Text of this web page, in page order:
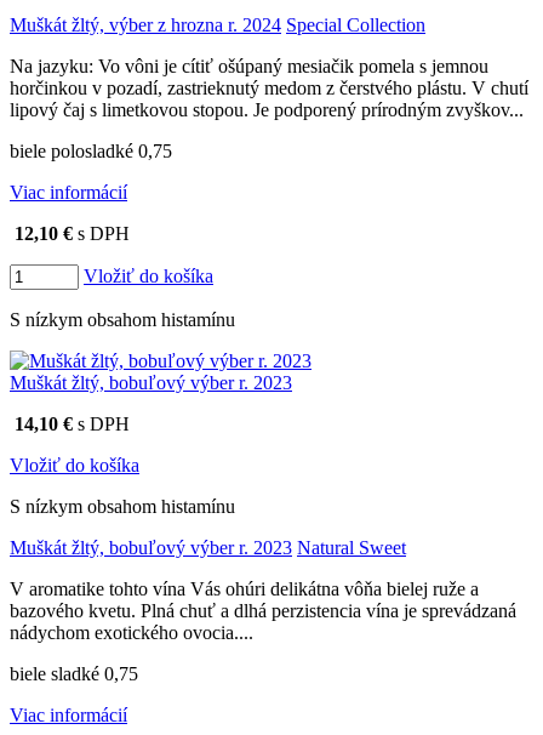
Muškát žltý, výber z hrozna r. 2024 Special Collection
Na jazyku: Vo vôni je cítiť ošúpaný mesiačik pomela s jemnou
horčinkou v pozadí, zastrieknutý medom z čerstvého plástu. V chutí
lipový čaj s limetkovou stopou. Je podporený prírodným zvyškov...
biele polosladké 0,75
Viac informácií
12,10 € s DPH
Vložiť do košíka
S nízkym obsahom histamínu
Muškát žltý, bobuľový výber r. 2023
14,10 € s DPH
Vložiť do košíka
S nízkym obsahom histamínu
Muškát žltý, bobuľový výber r. 2023 Natural Sweet
V aromatike tohto vína Vás ohúri delikátna vôňa bielej ruže a
bazového kvetu. Plná chuť a dlhá perzistencia vína je sprevádzaná
nádychom exotického ovocia....
biele sladké 0,75
Viac informácií